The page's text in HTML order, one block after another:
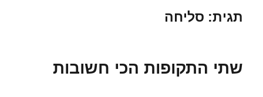
תגית: סליחה
שתי התקופות הכי חשובות